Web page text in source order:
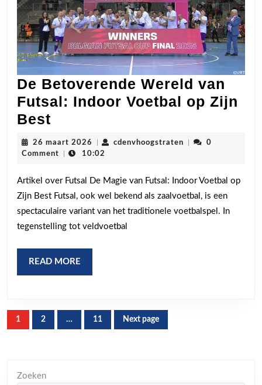
De Betoverende Wereld van
Futsal: Indoor Voetbal op Zijn
Best
Betoverende
Wereld
Futsal:
Indoor
Voetbal
Zijn
Best
26 maart 2026 26
maart
cdenvhoogstraten cdenvhoogstraten
0
Comment
10:02
Artikel over Futsal De Magie van Futsal: Indoor Voetbal op
Zijn Best Futsal, ook wel bekend als zaalvoetbal, is een
spectaculaire variant van het traditionele voetbalspel. In
tegenstelling tot veldvoetbal
READ MORE
MORE
Berichten
paginering
1
2
…
11 Next page
Zoeken